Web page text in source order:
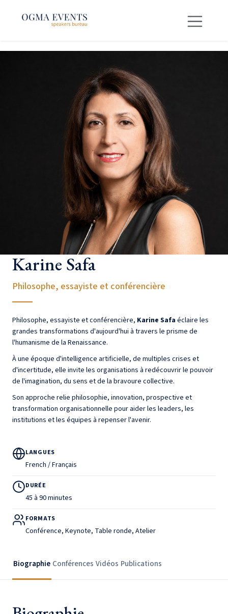
Karine Safa
Philosophe, essayiste et conférencière
Philosophe, essayiste et conférencière, Karine Safaéclaire les
grandes transformations d'aujourd'hui à travers le prisme de
l'humanisme de la Renaissance.
À une époque d'intelligence artificielle, de multiples crises et
d'incertitude, elle invite les organisations à redécouvrir le pouvoir
de l'imagination, du sens et de la bravoure collective.
Son approche relie philosophie, innovation, prospective et
transformation organisationnelle pour aider les leaders, les
institutions et les équipes à repenser l'avenir.
LANGUES
French / Français
DURÉE
45 à 90 minutes
FORMATS
Conférence, Keynote, Table ronde, Atelier
Biographie Conférences Vidéos Publications